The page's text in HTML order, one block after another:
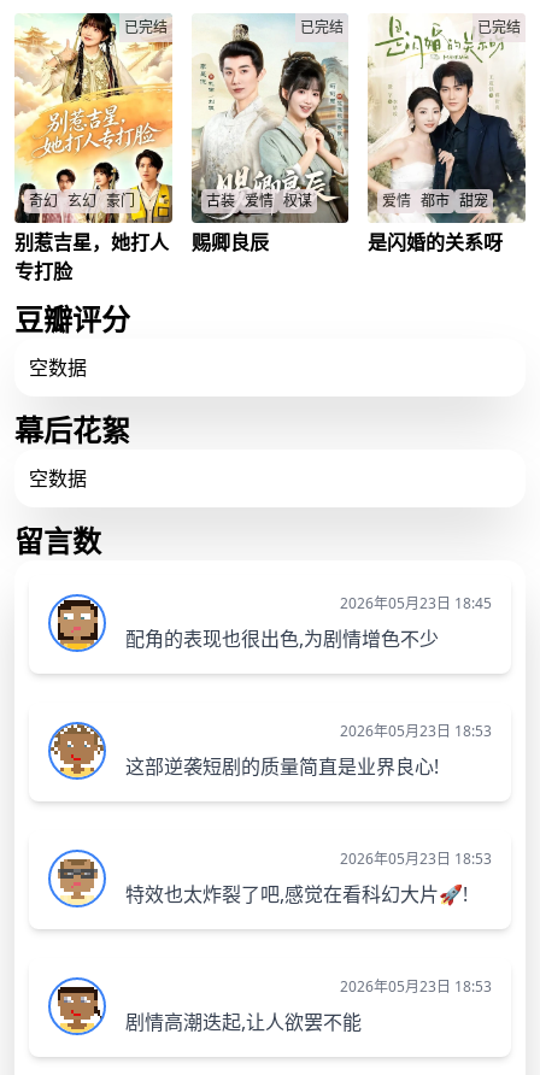
婚姻，她原本打算重
新选择人生，却在相
处中发现沈墨稳重可
靠、始终真诚。两人
从生疏磨合到相互理
解，并共同照顾缺少
陪伴的孩子。姜柠也
凭借所学医术帮助身
边人，在生活历练中
找到自身价值，最终
与沈墨携手成长，建
立起温暖幸福的家
庭。
泽辰病态强占。本以
为深宫步步惊心，谁
知后宫不搞宫斗搞团
建，姐妹抱团养娃搞
事业。帝王囚身虐心
步步紧逼，公主清醒
冷拒句句扎心，红墙
之内，是沉沦还是双
向救赎？
陆景琛
兮兮
已完结
奇幻 玄幻 豪门
吉星下凡历亲情劫，
遭林家陷害断亲后回
归姜家，却藏恶鬼魂
魄？能否功德圆满重
返天庭？
姜吉祥/
别惹吉星，她打人
专打脸
已完结
古装 爱情 权谋
皇孙刘琅隐忍十六年
赐卿良辰
已完结
爱情 都市 甜宠
李念娣逃婚遇谭衍舟
是闪婚的关系呀
豆瓣评分
空数据
幕后花絮
空数据
留言数
2026年05月23日 18:45
配角的表现也很出色,为剧情增色不少
2026年05月23日 18:53
这部逆袭短剧的质量简直是业界良心!
2026年05月23日 18:53
特效也太炸裂了吧,感觉在看科幻大片🚀!
2026年05月23日 18:53
剧情高潮迭起,让人欲罢不能